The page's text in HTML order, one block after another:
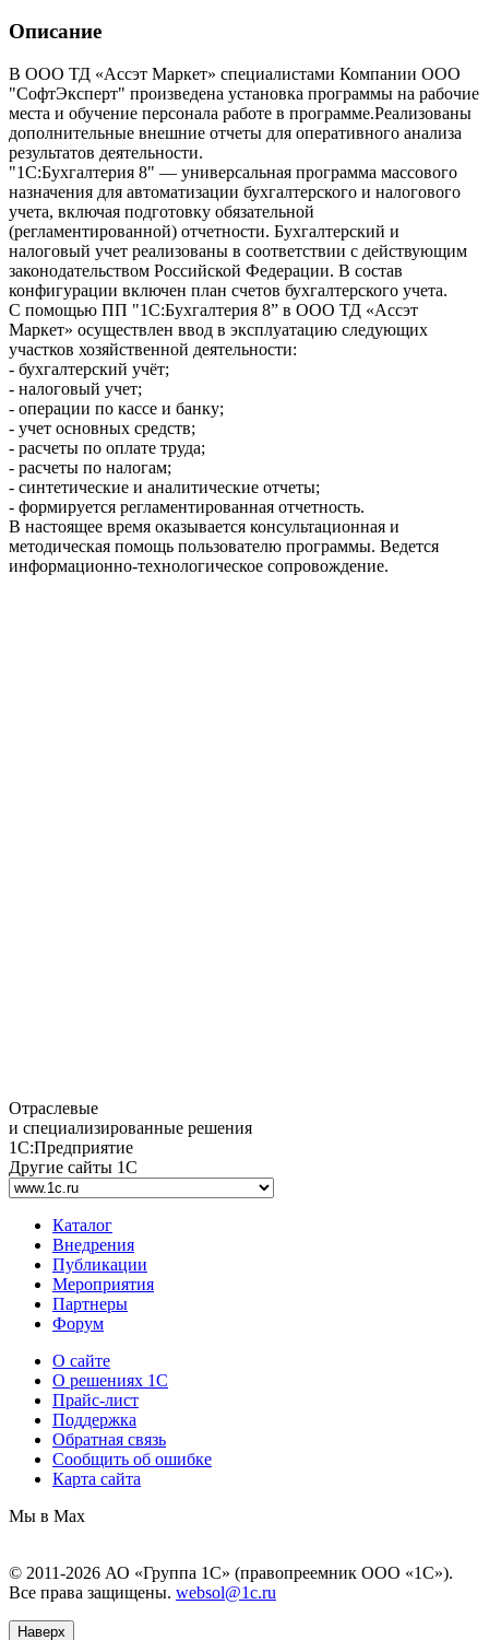
Описание
В ООО ТД «Ассэт Маркет» специалистами Компании ООО
"СофтЭксперт" произведена установка программы на рабочие
места и обучение персонала работе в программе.Реализованы
дополнительные внешние отчеты для оперативного анализа
результатов деятельности.
"1С:Бухгалтерия 8" — универсальная программа массового
назначения для автоматизации бухгалтерского и налогового
учета, включая подготовку обязательной
(регламентированной) отчетности. Бухгалтерский и
налоговый учет реализованы в соответствии с действующим
законодательством Российской Федерации. В состав
конфигурации включен план счетов бухгалтерского учета.
С помощью ПП "1С:Бухгалтерия 8” в ООО ТД «Ассэт
Маркет» осуществлен ввод в эксплуатацию следующих
участков хозяйственной деятельности:
- бухгалтерский учёт;
- налоговый учет;
- операции по кассе и банку;
- учет основных средств;
- расчеты по оплате труда;
- расчеты по налогам;
- синтетические и аналитические отчеты;
- формируется регламентированная отчетность.
В настоящее время оказывается консультационная и
методическая помощь пользователю программы. Ведется
информационно-технологическое сопровождение.
Отраслевые
и специализированные решения
1С:Предприятие
Другие сайты 1С
Каталог
Внедрения
Публикации
Мероприятия
Партнеры
Форум
О сайте
О решениях 1С
Прайс-лист
Поддержка
Обратная связь
Сообщить об ошибке
Карта сайта
Мы в Max
© 2011-2026 АО «Группа 1С» (правопреемник ООО «1С»).
Все права защищены. websol@1c.ru
Наверх